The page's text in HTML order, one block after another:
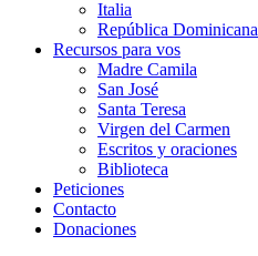
Italia
República Dominicana
Recursos para vos
Madre Camila
San José
Santa Teresa
Virgen del Carmen
Escritos y oraciones
Biblioteca
Peticiones
Contacto
Donaciones